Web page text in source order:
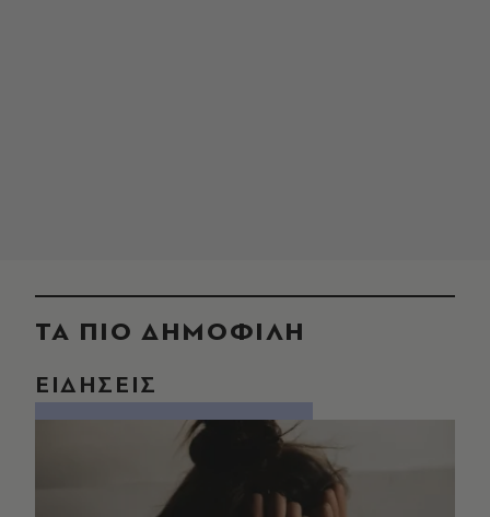
ΤΑ ΠΙΟ ΔΗΜΟΦΙΛΗ
ΕΙΔΗΣΕΙΣ